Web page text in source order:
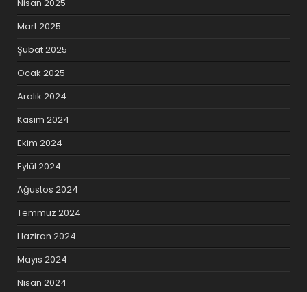
Nisan 2025
Mart 2025
Şubat 2025
Ocak 2025
Aralık 2024
Kasım 2024
Ekim 2024
Eylül 2024
Ağustos 2024
Temmuz 2024
Haziran 2024
Mayıs 2024
Nisan 2024